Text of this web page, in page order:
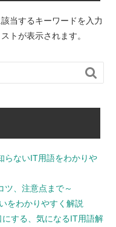
当するキーワードを入力
トが表示されます。

らないIT用語をわかりや
ツ、注意点まで～
をわかりやすく解説
する、気になるIT用語解